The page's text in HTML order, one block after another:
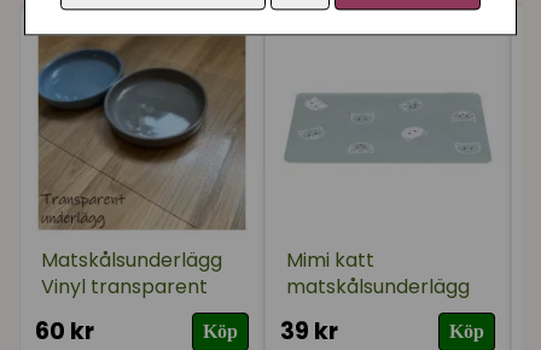
Matskålsunderlägg
Vinyl transparent
60 kr Köp
Mimi katt
matskålsunderlägg
39 kr Köp